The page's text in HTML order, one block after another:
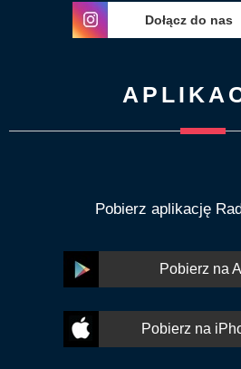
Dołącz do nas
Pobierz aplikację
Pobierz na
Pobierz na